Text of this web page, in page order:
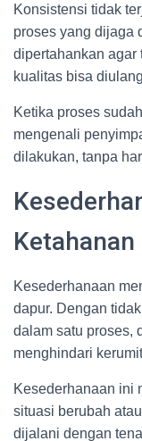
Konsistensi tidak
proses yang dijaga
dipertahankan agar
kualitas bisa
Ketika proses
mengenali
dilakukan, tanpa
Ketahanan
Kesederhanaan
dapur. Dengan
dalam satu proses,
menghindari
Kesederhanaan ini
situasi berubah
dijalani dengan